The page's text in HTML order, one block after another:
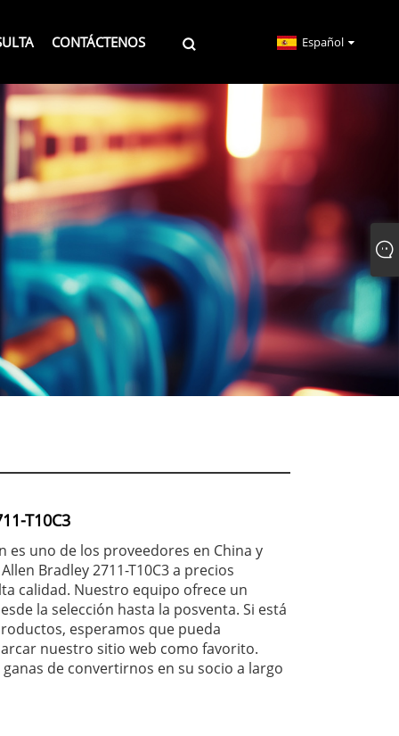
CONTÁCTENOS Español
T10C3
es uno de los proveedores en China y
Bradley 2711-T10C3 a precios
calidad. Nuestro equipo ofrece un
la selección hasta la posventa. Si está
esperamos que pueda
nuestro sitio web como favorito.
de convertirnos en su socio a largo